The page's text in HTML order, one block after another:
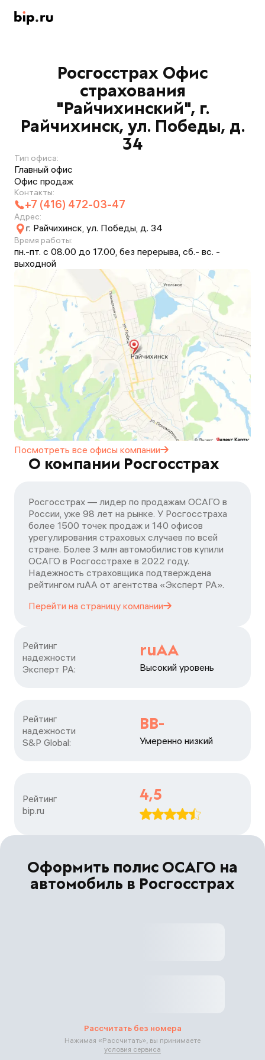
Росгосстрах Офис
страхования
"Райчихинский", г.
Райчихинск, ул. Победы, д.
34
Тип офиса:
Главный офис
Офис продаж
Контакты:
+7 (416) 472-03-47
Адрес:
г. Райчихинск, ул. Победы, д. 34
Время работы:
пн.-пт. с 08.00 до 17.00, без перерыва, сб.- вс. -
выходной
Посмотреть все офисы компании
О компании Росгосстрах
Росгосстрах — лидер по продажам ОСАГО в
России, уже 98 лет на рынке. У Росгосстраха
более 1500 точек продаж и 140 офисов
урегулирования страховых случаев по всей
стране. Более 3 млн автомобилистов купили
ОСАГО в Росгосстрахе в 2022 году.
Надежность страховщика подтверждена
рейтингом ruАА от агентства «Эксперт РА».
Перейти на страницу компании
Рейтинг
надежности
Эксперт РА:
ruAA
Высокий уровень
Рейтинг
надежности
S&P Global:
BB-
Умеренно низкий
Рейтинг
bip.ru
4,5
Оформить полис ОСАГО на
автомобиль в Росгосстрах
Рассчитать без номера
Нажимая «Рассчитать», вы принимаете
условия сервиса